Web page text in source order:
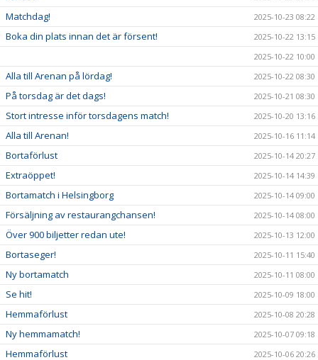
Matchdag! 2025-10-23 08:22
Boka din plats innan det är försent!
2025-10-22 13:15
2025-10-22 10:00
Alla till Arenan på lördag! 2025-10-22 08:30
På torsdag är det dags! 2025-10-21 08:30
Stort intresse inför torsdagens match! 2025-10-20 13:16
Alla till Arenan! 2025-10-16 11:14
Bortaförlust 2025-10-14 20:27
Extraöppet! 2025-10-14 14:39
Bortamatch i Helsingborg 2025-10-14 09:00
Försäljning av restaurangchansen! 2025-10-14 08:00
Över 900 biljetter redan ute! 2025-10-13 12:00
Bortaseger! 2025-10-11 15:40
Ny bortamatch 2025-10-11 08:00
Se hit! 2025-10-09 18:00
Hemmaförlust 2025-10-08 20:28
Ny hemmamatch! 2025-10-07 09:18
Hemmaförlust 2025-10-06 20:26